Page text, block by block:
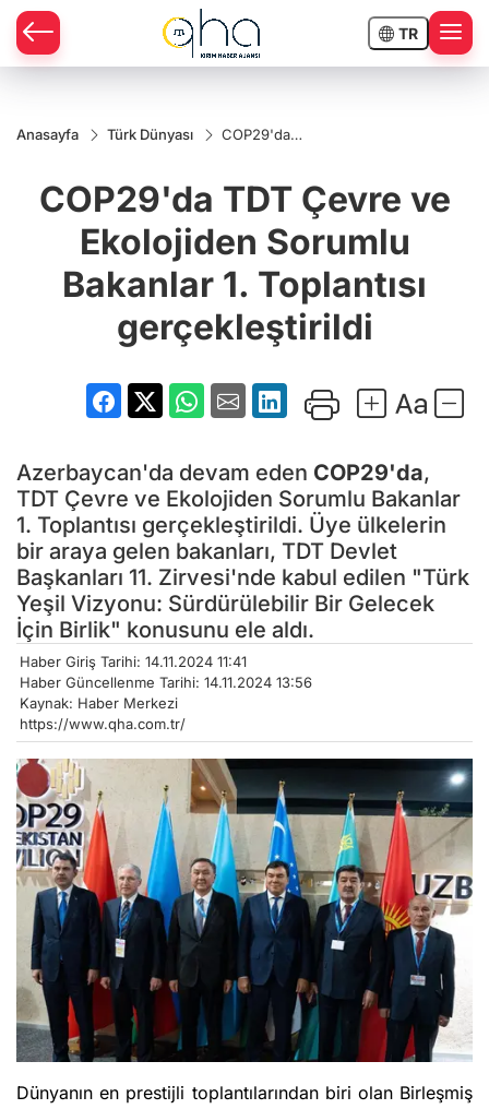
TR
Anasayfa Türk Dünyası
COP29'da
Sorumlu
Bakanlar 1.
gerçekleştirildi
COP29'da TDT Çevre ve
Ekolojiden Sorumlu
Bakanlar 1. Toplantısı
gerçekleştirildi
Azerbaycan'da devam eden COP29'da,
TDT Çevre ve Ekolojiden Sorumlu Bakanlar
1. Toplantısı gerçekleştirildi. Üye ülkelerin
bir araya gelen bakanları, TDT Devlet
Başkanları 11. Zirvesi'nde kabul edilen "Türk
Yeşil Vizyonu: Sürdürülebilir Bir Gelecek
İçin Birlik" konusunu ele aldı.
Haber Giriş Tarihi: 14.11.2024 11:41
Haber Güncellenme Tarihi: 14.11.2024 13:56
Kaynak: Haber Merkezi
https://www.qha.com.tr/
Dünyanın en prestijli toplantılarından biri olan Birleşmiş